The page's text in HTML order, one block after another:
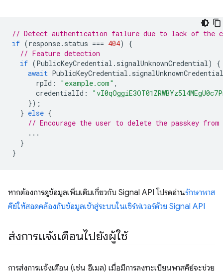
// Detect authentication failure due to lack of the
if (response. status === 404)
{
// Feature detection
if (PublicKeyCredential . signalUnknownCredential)
{
await PublicKeyCredential . signalUnknownCredential
rpId : "example.com" ,
credentialId :
});
} else {
// Encourage the user to delete the passkey from
...
}
}
หากต้องการดูข้อมูลเพิ่มเติมเกี่ยวกับ Signal API โปรดอ่านรักษาพาส
คีย์ให้สอดคล้องกับข้อมูลเข้าสู่ระบบในเซิร์ฟเวอร์ด้วย Signal API
ส่งการแจ้งเตือนไปยังผู้ใช้
การส่งการแจ้งเตือน (เช่น อีเมล) เมื่อมีการลงทะเบียนพาสคีย์จะช่วย